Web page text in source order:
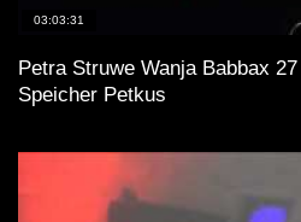
03:03:31
Petra Struwe Wanja Babbax
Speicher Petkus